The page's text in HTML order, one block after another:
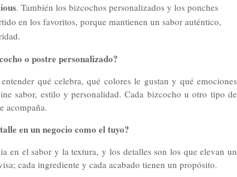
. También los bizcochos personalizados y los ponches
en los favoritos, porque mantienen un sabor auténtico,
o postre personalizado?
qué celebra, qué colores le gustan y qué emociones
sabor, estilo y personalidad. Cada bizcocho u otro tipo de
acompaña.
en un negocio como el tuyo?
en el sabor y la textura, y los detalles son los que elevan un
cada ingrediente y cada acabado tienen un propósito.